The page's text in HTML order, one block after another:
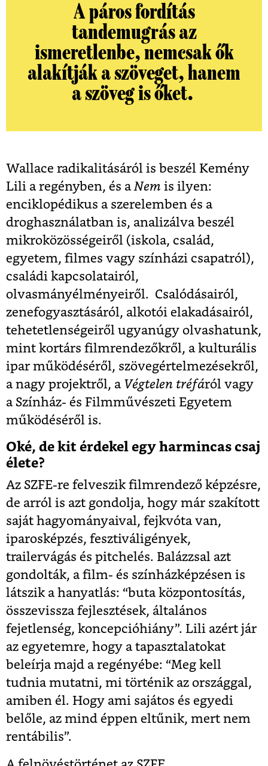
A páros fordítás
tandemugrás az
ismeretlenbe, nemcsak ők
alakítják a szöveget, hanem
a szöveg is őket.
Wallace radikalitásáról is beszél Kemény
Lili a regényben, és aNem is ilyen:
enciklopédikus a szerelemben és a
droghasználatban is, analizálva beszél
mikroközösségeiről (iskola, család,
egyetem, filmes vagy színházi csapatról),
családi kapcsolatairól,
olvasmányélményeiről. Csalódásairól,
zenefogyasztásáról, alkotói elakadásairól,
tehetetlenségeiről ugyanúgy olvashatunk,
mint kortárs filmrendezőkről, a kulturális
ipar működéséről, szövegértelmezésekről,
a nagy projektről, a Végtelen tréfáról vagy
a Színház- és Filmművészeti Egyetem
működéséről is.
Oké, de kit érdekel egy harmincas csaj
élete?
Az SZFE-re felveszik filmrendező képzésre,
de arról is azt gondolja, hogy már szakított
saját hagyományaival, fejkvóta van,
iparosképzés, fesztiváligények,
trailervágás és pitchelés. Balázzsal azt
gondolták, a film- és színházképzésen is
látszik a hanyatlás: “buta központosítás,
összevissza fejlesztések, általános
fejetlenség, koncepcióhiány”. Lili azért jár
az egyetemre, hogy a tapasztalatokat
beleírja majd a regényébe: “Meg kell
tudnia mutatni, mi történik az országgal,
amiben él. Hogy ami sajátos és egyedi
belőle, az mind éppen eltűnik, mert nem
rentábilis”.